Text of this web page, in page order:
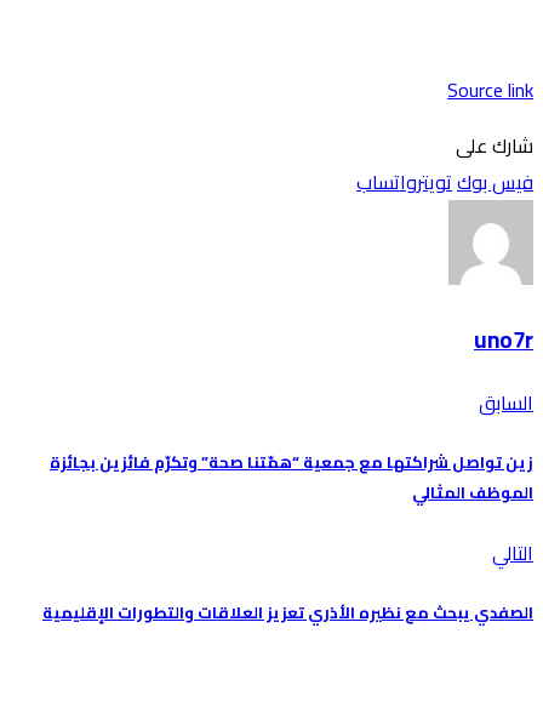
Source link
شارك على
فيس بوكتويترواتساب
uno7r
السابق
زين تواصل شراكتها مع جمعية “همّتنا صحة” وتكرّم فائزين بجائزة
الموظف المثالي
التالي
الصفدي يبحث مع نظيره الأذري تعزيز العلاقات والتطورات الإقليمية